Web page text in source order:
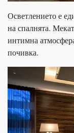
Осветлението е
на спалнята.
интимна
почивка.